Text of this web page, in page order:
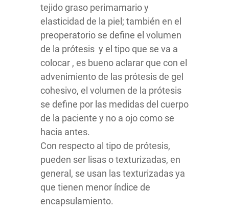
tejido graso perimamario y
elasticidad de la piel; también en el
preoperatorio se define el volumen
de la prótesis y el tipo que se va a
colocar , es bueno aclarar que con el
advenimiento de las prótesis de gel
cohesivo, el volumen de la prótesis
se define por las medidas del cuerpo
de la paciente y no a ojo como se
hacia antes.
Con respecto al tipo de prótesis,
pueden ser lisas o texturizadas, en
general, se usan las texturizadas ya
que tienen menor índice de
encapsulamiento.